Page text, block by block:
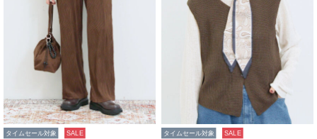
タイムセール対象 SALE タイムセール対象 SALE